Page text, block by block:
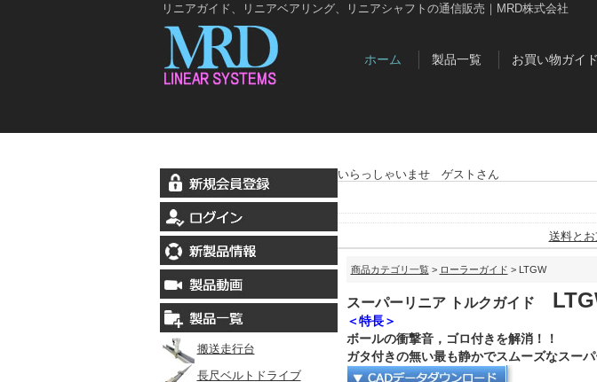
リニアガイド、リニアベアリング、リニアシャフトの通信販売｜MRD株式会社
ホーム 製品一覧 お買い物ガイド
搬送走行台
長尺ベルトドライブ
いらっしゃいませ ゲストさん
送料と
商品カテゴリ一覧> ローラーガイド > LTGW
スーパーリニア トルクガイド
＜特長＞
ボールの衝撃音，ゴロ付きを解消！！
ガタ付きの無い最も静かでスムーズなスー